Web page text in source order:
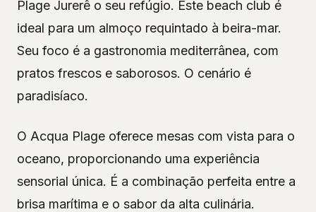
Plage Jurerê o seu refúgio. Este beach club é
ideal para um almoço requintado à beira-mar.
Seu foco é a gastronomia mediterrânea, com
pratos frescos e saborosos. O cenário é
paradisíaco.
O Acqua Plage oferece mesas com vista para o
oceano, proporcionando uma experiência
sensorial única. É a combinação perfeita entre a
brisa marítima e o sabor da alta culinária.